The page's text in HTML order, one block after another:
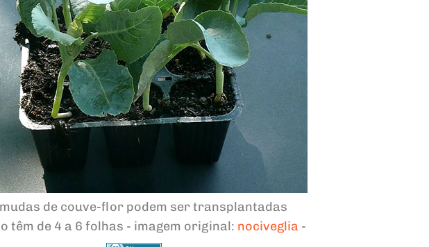
de couve-flor podem ser transplantadas
têm de 4 a 6 folhas - imagem original: nociveglia -